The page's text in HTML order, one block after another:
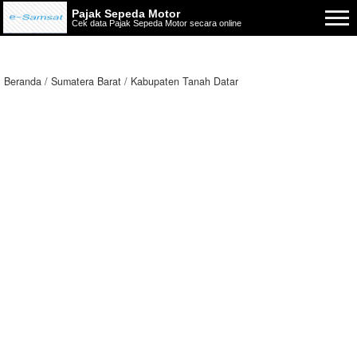
Pajak Sepeda Motor
Cek data Pajak Sepeda Motor secara online
Beranda Sumatera Barat Kabupaten Tanah Datar